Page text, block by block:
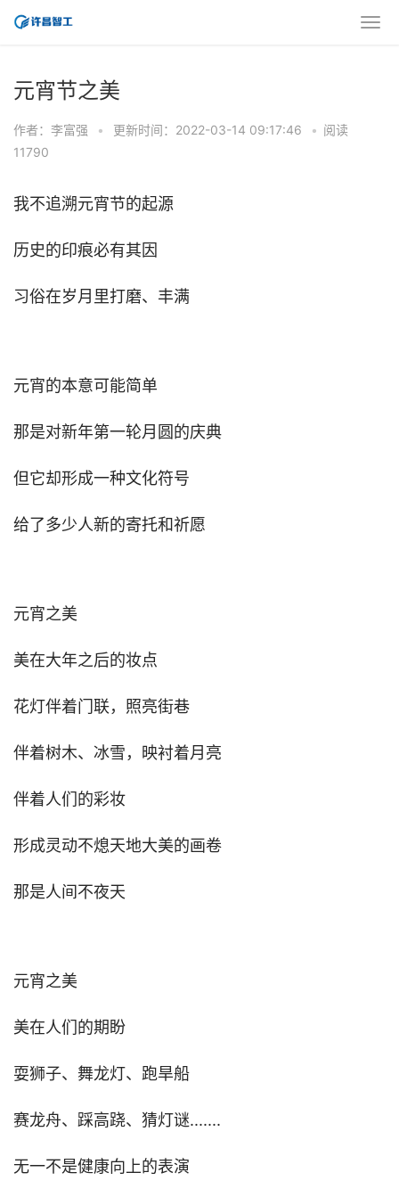
元宵节之美
作者：李富强 • 更新时间：2022-03-14 09:17:46 • 阅读
11790
我不追溯元宵节的起源
历史的印痕必有其因
习俗在岁月里打磨、丰满
元宵的本意可能简单
那是对新年第一轮月圆的庆典
但它却形成一种文化符号
给了多少人新的寄托和祈愿
元宵之美
美在大年之后的妆点
花灯伴着门联，照亮街巷
伴着树木、冰雪，映衬着月亮
伴着人们的彩妆
形成灵动不熄天地大美的画卷
那是人间不夜天
元宵之美
美在人们的期盼
耍狮子、舞龙灯、跑旱船
赛龙舟、踩高跷、猜灯谜.......
无一不是健康向上的表演